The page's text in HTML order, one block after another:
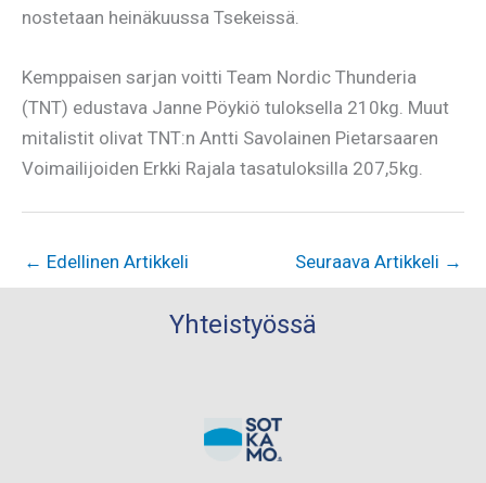
nostetaan heinäkuussa Tsekeissä.
Kemppaisen sarjan voitti Team Nordic Thunderia
(TNT) edustava Janne Pöykiö tuloksella 210kg. Muut
mitalistit olivat TNT:n Antti Savolainen Pietarsaaren
Voimailijoiden Erkki Rajala tasatuloksilla 207,5kg.
← Edellinen Artikkeli Seuraava Artikkeli →
Yhteistyössä